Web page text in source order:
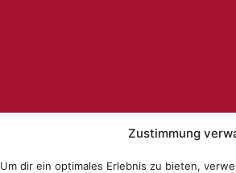
Zustimmung
Um dir ein optimales Erlebnis zu bieten,